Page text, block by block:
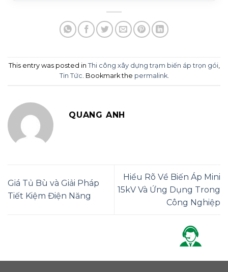
This entry was posted in Thi công xây dựng trạm biến áp trọn gói,
Tin Tức . Bookmark the permalink.
QUANG ANH
Giá Tủ Bù và Giải Pháp
Tiết Kiệm Điện Năng
Hiểu Rõ Về Biến Áp Mini
15kV Và Ứng Dụng Trong
Công Nghiệp